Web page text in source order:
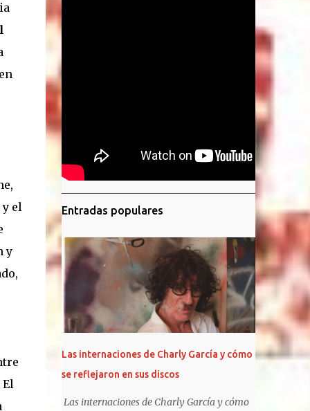
el
y
Entradas populares
Las internaciones de Charly García y cómo
se reflejaron en sus discos
Las internaciones de Charly García y cómo